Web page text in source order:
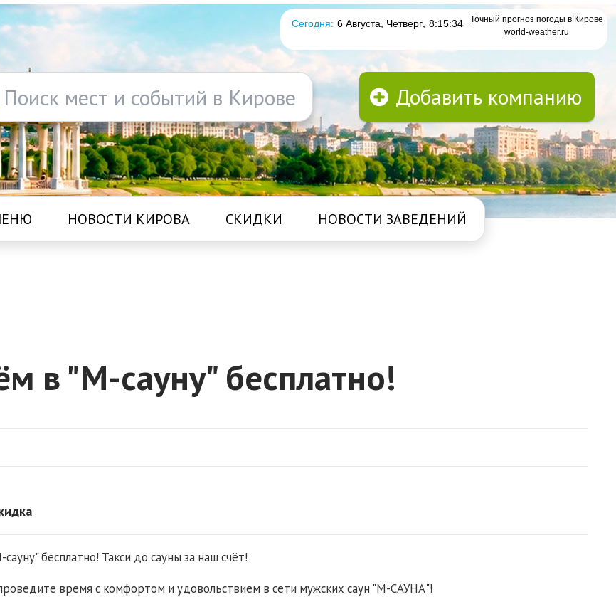
Сегодня: 6 Августа, Четверг 8:15:35
Точный прогноз погоды в Кирове
world-weather.ru
Поиск мест и событий в Кирове Добавить компанию
НОВОСТИ КИРОВА СКИДКИ НОВОСТИ ЗАВЕДЕНИЙ
в "М-сауну" бесплатно!
бесплатно! Такси до сауны за наш счёт!
время с комфортом и удовольствием в сети мужских саун "М-САУНА"!